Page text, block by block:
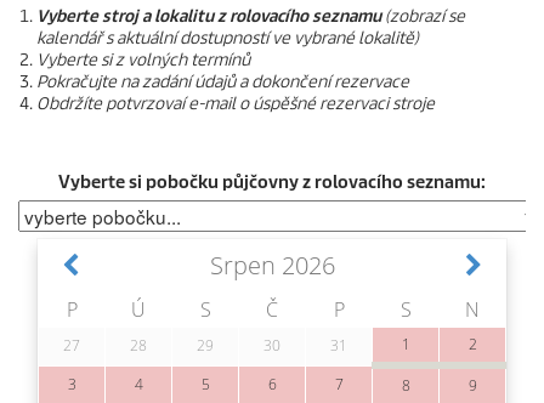
Vyberte stroj a lokalitu z rolovacího seznamu(zobrazí se
kalendář s aktuální dostupností ve vybrané lokalitě)
Vyberte si z volných termínů
Pokračujte na zadání údajů a dokončení rezervace
Obdržíte potvrzovaí e-mail o úspěšné rezervaci stroje
Vyberte si pobočku půjčovny z rolovacího seznamu: